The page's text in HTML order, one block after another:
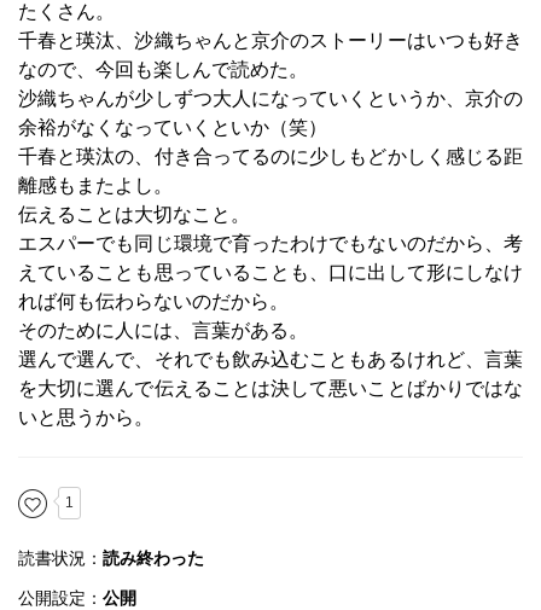
たくさん。
千春と瑛汰、沙織ちゃんと京介のストーリーはいつも好き
なので、今回も楽しんで読めた。
沙織ちゃんが少しずつ大人になっていくというか、京介の
余裕がなくなっていくといか（笑）
千春と瑛汰の、付き合ってるのに少しもどかしく感じる距
離感もまたよし。
伝えることは大切なこと。
エスパーでも同じ環境で育ったわけでもないのだから、考
えていることも思っていることも、口に出して形にしなけ
れば何も伝わらないのだから。
そのために人には、言葉がある。
選んで選んで、それでも飲み込むこともあるけれど、言葉
を大切に選んで伝えることは決して悪いことばかりではな
いと思うから。
1
読書状況： 読み終わった
公開設定： 公開